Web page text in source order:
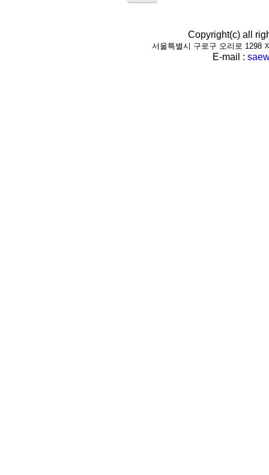
Copyright(c) all
서울특별시 구로구 오리로 1298
E-mail :